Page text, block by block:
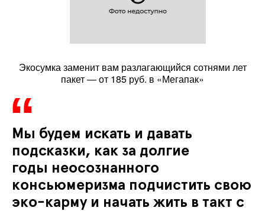
Экосумка заменит вам разлагающийся сотнями лет
пакет — от 185 руб. в «Мегапак»
Мы будем искать и давать
подсказки, как за долгие
годы неосознанного
консьюмеризма подчистить свою
эко-карму и начать жить в такт с